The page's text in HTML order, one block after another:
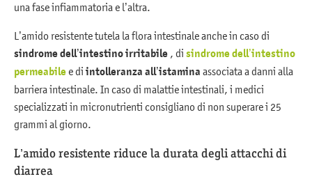
una fase infiammatoria e l’altra.
L’amido resistente tutela la flora intestinale anche in caso di
sindrome dell’intestino irritabile , di sindrome dell’intestino
permeabilee di intolleranza all’istamina associata a danni alla
barriera intestinale. In caso di malattie intestinali, i medici
specializzati in micronutrienti consigliano di non superare i 25
grammi al giorno.
L’amido resistente riduce la durata degli attacchi di
diarrea